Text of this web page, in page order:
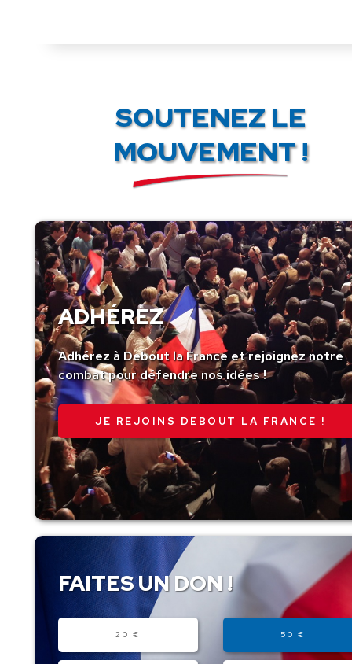
SOUTENEZ LE
MOUVEMENT !
ADHÉREZ
Adhérez à Debout la France et rejoignez notre
combat pour défendre nos idées !
JE REJOINS DEBOUT LA FRANCE !
FAITES UN DON !
20 € 50 €